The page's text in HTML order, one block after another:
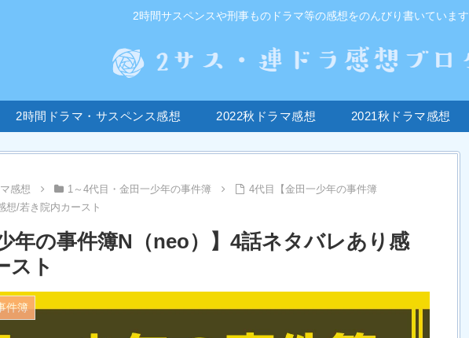
2時間サスペンスや刑事ものドラマ等の感想をのんびり書いています
2時間ドラマ・サスペンス感想 2022秋ドラマ感想 2021秋ドラマ感想
感想 1～4代目・金田一少年の事件簿
4代目【金田一少年の事件簿
想/若き院内カースト
年の事件簿N（neo）】4話ネタバレあり感
スト
件簿